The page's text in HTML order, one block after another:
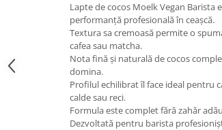
Lapte de cocos Moelk Vegan
performanță profesională în ceașcă.
Textura sa cremoasă permite o
cafea sau matcha.
Nota fină și naturală de cocos
domina.
Profilul echilibrat îl face ideal pentru
calde sau reci.
Formula este complet fără zahăr
Dezvoltată pentru barista